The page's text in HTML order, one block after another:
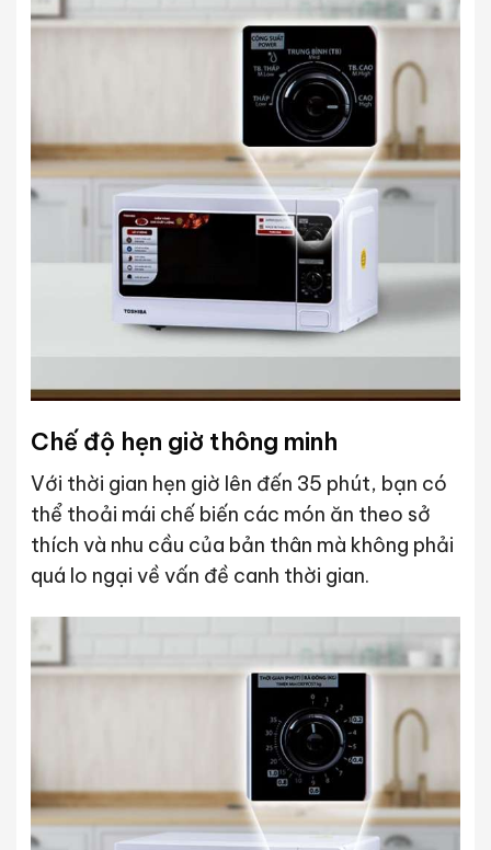
Chế độ hẹn giờ thông minh
Với thời gian hẹn giờ lên đến 35 phút, bạn có
thể thoải mái chế biến các món ăn theo sở
thích và nhu cầu của bản thân mà không phải
quá lo ngại về vấn đề canh thời gian.